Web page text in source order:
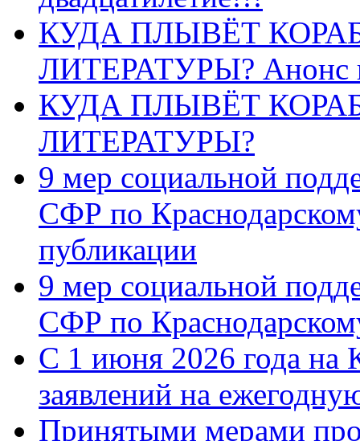
КУДА ПЛЫВЁТ
ЛИТЕРАТУРЫ? Анонс
КУДА ПЛЫВЁТ
ЛИТЕРАТУРЫ?
9 мер социальной
СФР по
публикации
9 мер социальной
СФР по
С 1 июня 2026 года на
заявлений на
Принятыми мерами